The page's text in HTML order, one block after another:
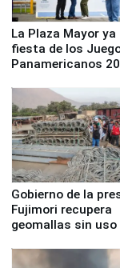
La Plaza Mayor
fiesta de los
Panamericanos
Gobierno de la
Fujimori recupera
geomallas sin uso
Fenómeno El Niño